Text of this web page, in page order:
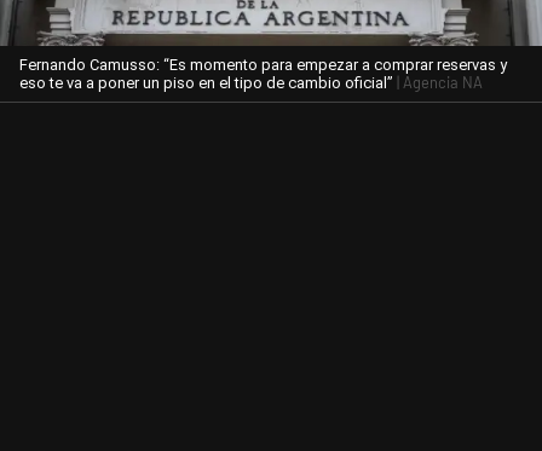
Fernando Camusso: “Es momento para empezar a comprar reservas y
eso te va a poner un piso en el tipo de cambio oficial” | Agencia NA